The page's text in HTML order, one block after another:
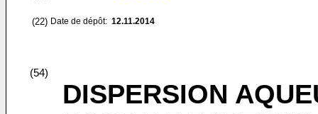
(22) Date de dépôt: 12.11.2014
(54)
DISPERSION